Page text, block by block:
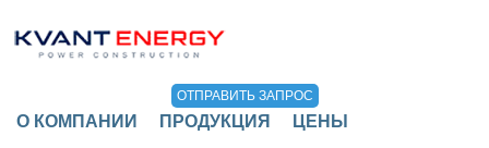
ОТПРАВИТЬ ЗАПРОС
О КОМПАНИИ ПРОДУКЦИЯ
ЦЕНЫ